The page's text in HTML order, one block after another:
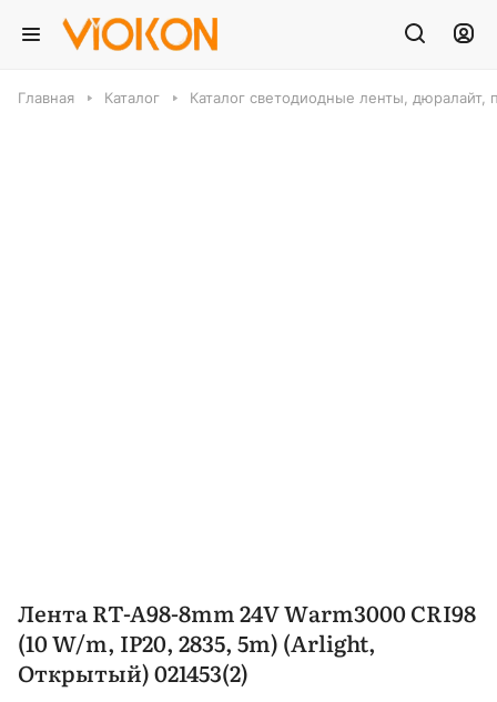
Главная Каталог Каталог светодиодные ленты, дюралайт,
Лента RT-A98-8mm 24V Warm3000 CRI98
(10 W/m, IP20, 2835, 5m) (Arlight,
Открытый) 021453(2)